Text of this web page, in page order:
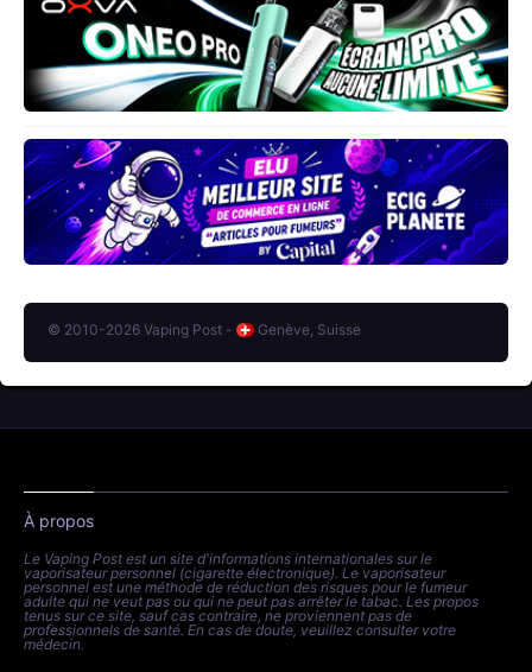
© 2010-2026 Vaping Post - Genève, Suisse
À propos
Le Vaping Post est un site d'informations internationales sur le
vaporisateur personnel (cigarette électronique). Le vaporisateur
personnel est une méthode de réduction des risques pour le fumeur
adulte qui ne veut pas ou qui ne peut pas arrêter le tabac. Les propos
tenus sur ce site, sauf cas contraire, ne proviennent pas de
professionnels de santé. En cas de doute, veuillez consulter votre
médecin.